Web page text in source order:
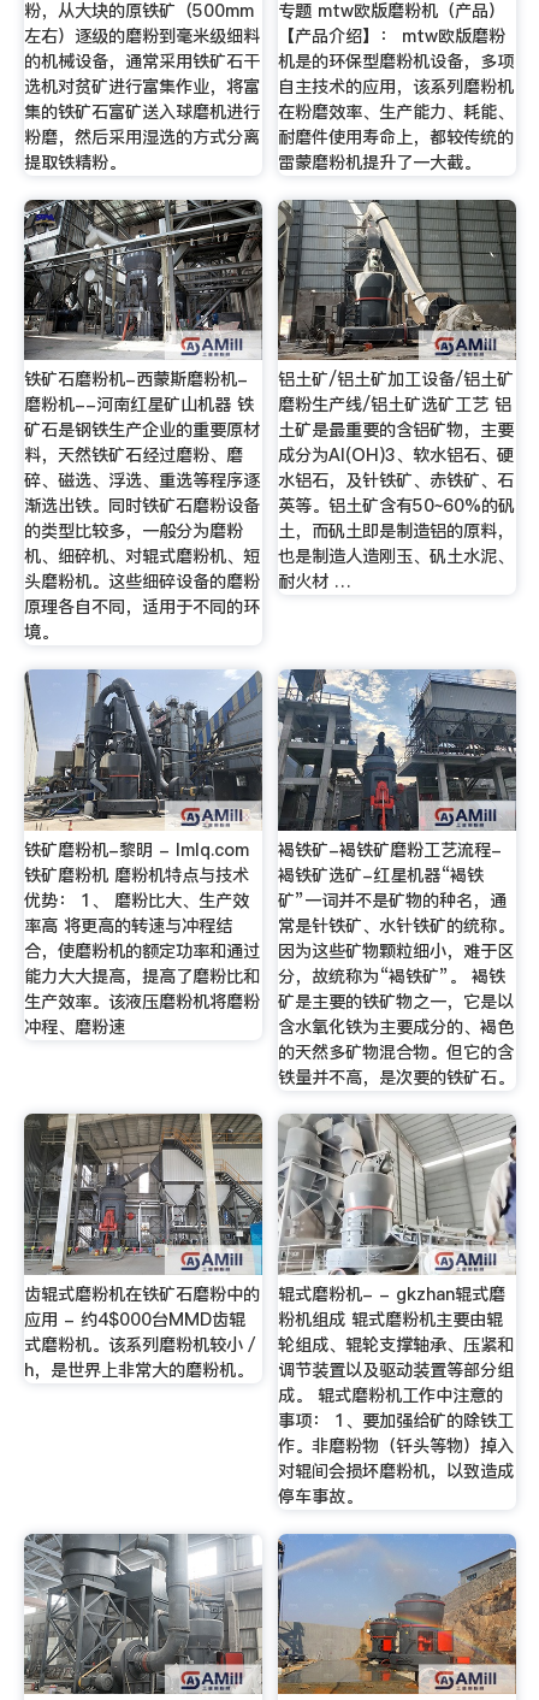
粉，从大块的原铁矿（500mm
左右）逐级的磨粉到毫米级细料
的机械设备，通常采用铁矿石干
选机对贫矿进行富集作业，将富
集的铁矿石富矿送入球磨机进行
粉磨，然后采用湿选的方式分离
提取铁精粉。
专题 mtw欧版磨粉机（产品）
【产品介绍】： mtw欧版磨粉
机是的环保型磨粉机设备，多项
自主技术的应用，该系列磨粉机
在粉磨效率、生产能力、耗能、
耐磨件使用寿命上，都较传统的
雷蒙磨粉机提升了一大截。
铁矿石磨粉机-西蒙斯磨粉机-
磨粉机--河南红星矿山机器 铁
矿石是钢铁生产企业的重要原材
料，天然铁矿石经过磨粉、磨
碎、磁选、浮选、重选等程序逐
渐选出铁。同时铁矿石磨粉设备
的类型比较多，一般分为磨粉
机、细碎机、对辊式磨粉机、短
头磨粉机。这些细碎设备的磨粉
原理各自不同，适用于不同的环
境。
铝土矿/铝土矿加工设备/铝土矿
磨粉生产线/铝土矿选矿工艺 铝
土矿是最重要的含铝矿物，主要
成分为Al(OH)3、软水铝石、硬
水铝石，及针铁矿、赤铁矿、石
英等。铝土矿含有50~60%的矾
土，而矾土即是制造铝的原料，
也是制造人造刚玉、矾土水泥、
耐火材 …
铁矿磨粉机-黎明 - lmlq.com
铁矿磨粉机 磨粉机特点与技术
优势： 1、 磨粉比大、生产效
率高 将更高的转速与冲程结
合，使磨粉机的额定功率和通过
能力大大提高，提高了磨粉比和
生产效率。该液压磨粉机将磨粉
冲程、磨粉速
褐铁矿-褐铁矿磨粉工艺流程-
褐铁矿选矿-红星机器“褐铁
矿”一词并不是矿物的种名，通
常是针铁矿、水针铁矿的统称。
因为这些矿物颗粒细小，难于区
分，故统称为“褐铁矿”。 褐铁
矿是主要的铁矿物之一，它是以
含水氧化铁为主要成分的、褐色
的天然多矿物混合物。但它的含
铁量并不高，是次要的铁矿石。
齿辊式磨粉机在铁矿石磨粉中的
应用 - 约4$000台MMD齿辊
式磨粉机。该系列磨粉机较小／
h，是世界上非常大的磨粉机。
辊式磨粉机- - gkzhan辊式磨
粉机组成 辊式磨粉机主要由辊
轮组成、辊轮支撑轴承、压紧和
调节装置以及驱动装置等部分组
成。 辊式磨粉机工作中注意的
事项： 1、要加强给矿的除铁工
作。非磨粉物（钎头等物）掉入
对辊间会损坏磨粉机，以致造成
停车事故。